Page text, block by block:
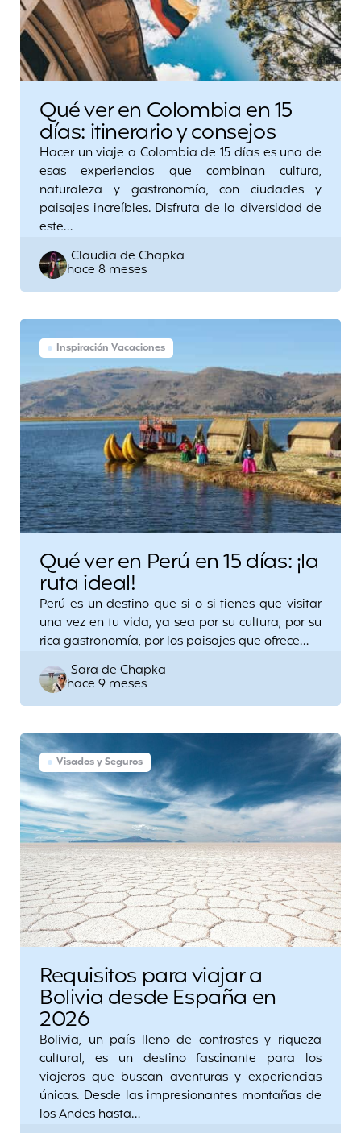
Qué ver en Colombia en 15
días: itinerario y consejos
Hacer un viaje a Colombia de 15 días es una de
esas experiencias que combinan cultura,
naturaleza y gastronomía, con ciudades y
paisajes increíbles. Disfruta de la diversidad de
este…
Posted
by
Claudia de Chapka
hace 8 meses
Inspiración Vacaciones
Qué ver en Perú en 15 días: ¡la
ruta ideal!
Perú es un destino que si o si tienes que visitar
una vez en tu vida, ya sea por su cultura, por su
rica gastronomía, por los paisajes que ofrece…
Posted
by
Sara de Chapka
hace 9 meses
Visados y Seguros
Requisitos para viajar a
Bolivia desde España en
2026
Bolivia, un país lleno de contrastes y riqueza
cultural, es un destino fascinante para los
viajeros que buscan aventuras y experiencias
únicas. Desde las impresionantes montañas de
los Andes hasta…